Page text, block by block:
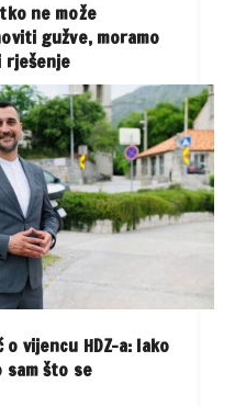
ne može
gužve, moramo
rješenje
vijencu HDZ-a: Iako
što se